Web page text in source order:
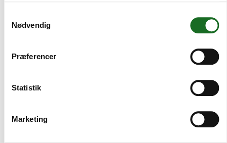
Nødvendig
Præferencer
Statistik
Marketing